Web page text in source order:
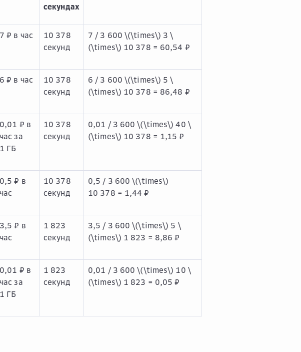
секундах
7 ₽ в час
10 378
секунд
7 / 3 600 \(\times\) 3\
(\times\) 10 378 = 60,54 ₽
6 ₽ в час
10 378
секунд
6 / 3 600 \(\times\) 5\
(\times\) 10 378 = 86,48 ₽
0,01 ₽ в
час за
1 ГБ
10 378
секунд
0,01 / 3 600\(\times\) 40 \
(\times\) 10 378 = 1,15 ₽
0,5 ₽ в
час
10 378
секунд
0,5 / 3 600\(\times\)
10 378 = 1,44 ₽
3,5 ₽ в
час
1 823
секунд
3,5 / 3 600\(\times\) 5 \
(\times\) 1 823 = 8,86 ₽
0,01 ₽ в
час за
1 ГБ
1 823
секунд
0,01 / 3 600\(\times\) 10 \
(\times\) 1 823 = 0,05 ₽